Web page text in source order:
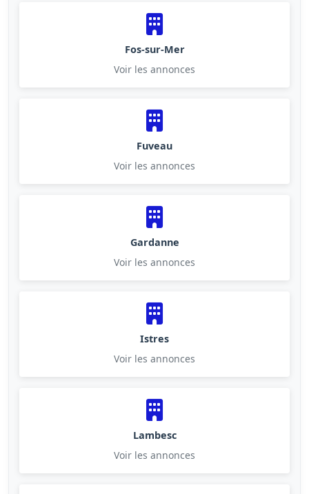
Fos-sur-Mer
Voir les annonces
Fuveau
Voir les annonces
Gardanne
Voir les annonces
Istres
Voir les annonces
Lambesc
Voir les annonces